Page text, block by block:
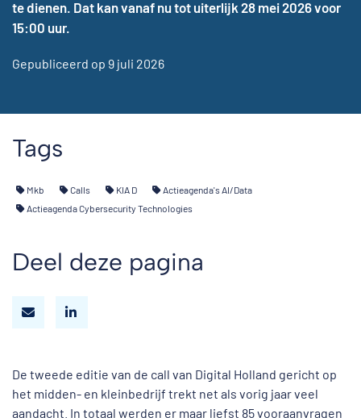
te dienen. Dat kan vanaf nu tot uiterlijk 28 mei 2026 voor
15:00 uur.
Gepubliceerd op 9 juli 2026
Tags
Mkb Calls KIA D
Actieagenda's AI/Data
Actieagenda Cybersecurity Technologies
Deel deze pagina
De tweede editie van de call van Digital Holland gericht op
het midden- en kleinbedrijf trekt net als vorig jaar veel
aandacht. In totaal werden er maar liefst 85 vooraanvragen